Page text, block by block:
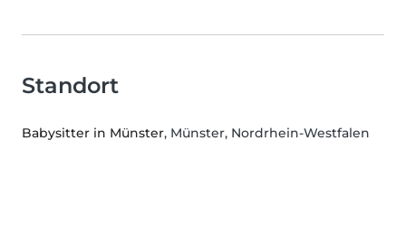
Standort
Babysitter in Münster, Münster, Nordrhein-Westfalen